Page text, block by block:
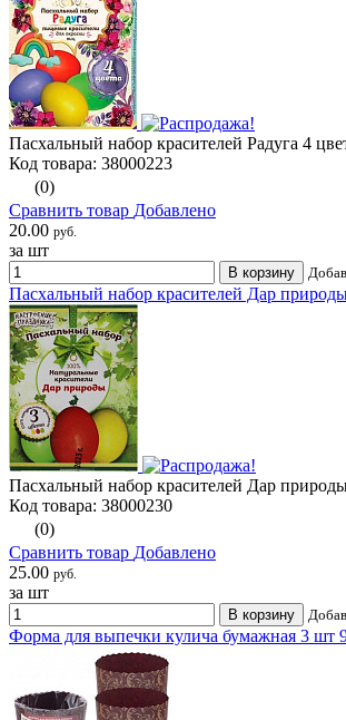
Пасхальный набор красителей Радуга 4
Код товара: 38000223
(0)
Сравнить товар Добавлено
20.00 руб.
за шт
В корзину
Пасхальный набор красителей Дар
Пасхальный набор красителей Дар
Код товара: 38000230
(0)
Сравнить товар Добавлено
25.00 руб.
за шт
В корзину
Форма для выпечки кулича бумажная 3 шт